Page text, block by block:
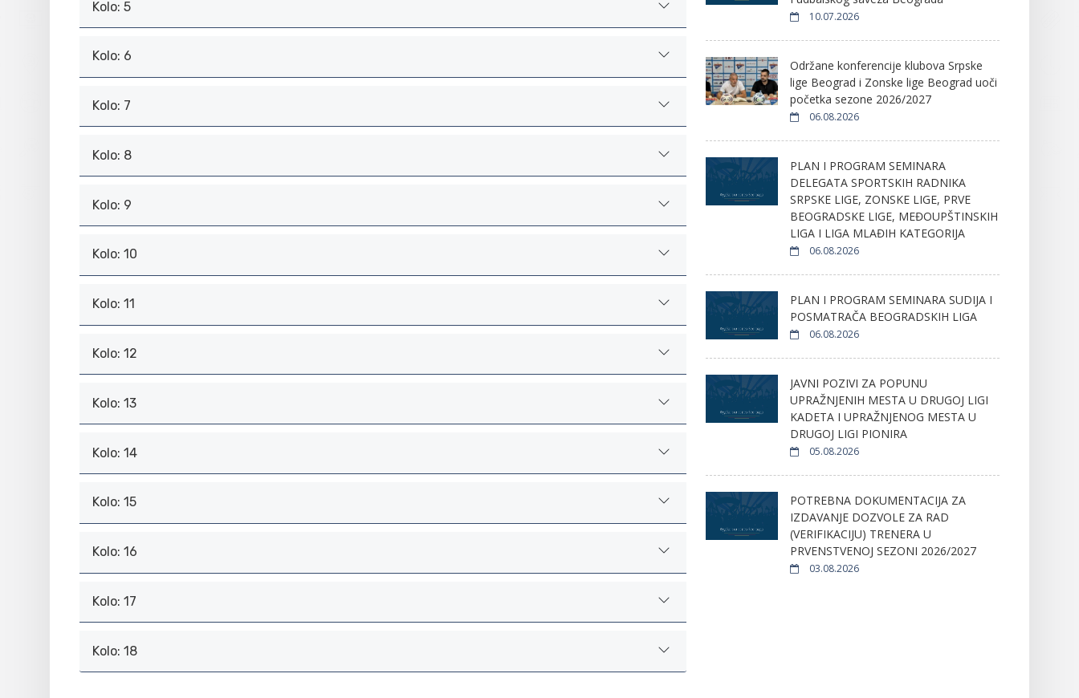
Kolo: 5
Kolo: 6
Kolo: 7
Kolo: 8
Kolo: 9
Kolo: 10
Kolo: 11
Kolo: 12
Kolo: 13
Kolo: 14
Kolo: 15
Kolo: 16
Kolo: 17
Kolo: 18
10.07.2026
Održane konferencije klubova Srpske
lige Beograd i Zonske lige Beograd uoči
početka sezone 2026/2027
06.08.2026
PLAN I PROGRAM SEMINARA
DELEGATA SPORTSKIH RADNIKA
SRPSKE LIGE, ZONSKE LIGE, PRVE
BEOGRADSKE LIGE, MEĐOUPŠTINSKIH
LIGA I LIGA MLAĐIH KATEGORIJA
06.08.2026
PLAN I PROGRAM SEMINARA SUDIJA I
POSMATRAČA BEOGRADSKIH LIGA
06.08.2026
JAVNI POZIVI ZA POPUNU
UPRAŽNJENIH MESTA U DRUGOJ LIGI
KADETA I UPRAŽNJENOG MESTA U
DRUGOJ LIGI PIONIRA
05.08.2026
POTREBNA DOKUMENTACIJA ZA
IZDAVANJE DOZVOLE ZA RAD
(VERIFIKACIJU) TRENERA U
PRVENSTVENOJ SEZONI 2026/2027
03.08.2026